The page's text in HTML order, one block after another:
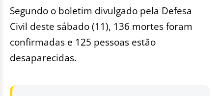
Segundo o boletim divulgado pela Defesa
Civil deste sábado (11), 136 mortes foram
confirmadas e 125 pessoas estão
desaparecidas.